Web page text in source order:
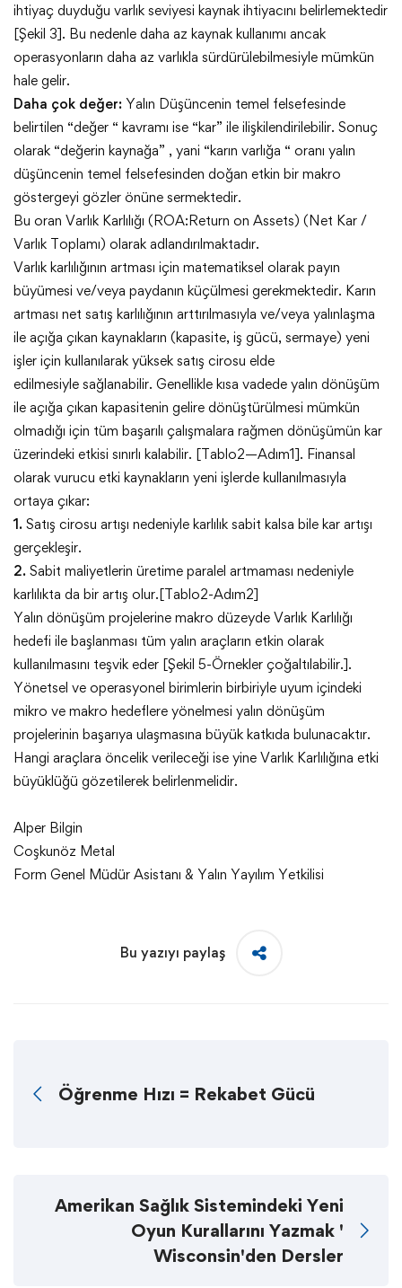
ihtiyaç duyduğu varlık seviyesi kaynak ihtiyacını belirlemektedir
[Şekil 3]. Bu nedenle daha az kaynak kullanımı ancak
operasyonların daha az varlıkla sürdürülebilmesiyle mümkün
hale gelir.
Daha çok değer: Yalın Düşüncenin temel felsefesinde
belirtilen “değer “ kavramı ise “kar” ile ilişkilendirilebilir. Sonuç
olarak “değerin kaynağa” , yani “karın varlığa “ oranı yalın
düşüncenin temel felsefesinden doğan etkin bir makro
göstergeyi gözler önüne sermektedir.
Bu oran Varlık Karlılığı (ROA:Return on Assets) (Net Kar /
Varlık Toplamı) olarak adlandırılmaktadır.
Varlık karlılığının artması için matematiksel olarak payın
büyümesi ve/veya paydanın küçülmesi gerekmektedir. Karın
artması net satış karlılığının arttırılmasıyla ve/veya yalınlaşma
ile açığa çıkan kaynakların (kapasite, iş gücü, sermaye) yeni
işler için kullanılarak yüksek satış cirosu elde
edilmesiyle sağlanabilir. Genellikle kısa vadede yalın dönüşüm
ile açığa çıkan kapasitenin gelire dönüştürülmesi mümkün
olmadığı için tüm başarılı çalışmalara rağmen dönüşümün kar
üzerindeki etkisi sınırlı kalabilir. [Tablo2—Adım1]. Finansal
olarak vurucu etki kaynakların yeni işlerde kullanılmasıyla
ortaya çıkar:
1. Satış cirosu artışı nedeniyle karlılık sabit kalsa bile kar artışı
gerçekleşir.
2. Sabit maliyetlerin üretime paralel artmaması nedeniyle
karlılıkta da bir artış olur.[Tablo2-Adım2]
Yalın dönüşüm projelerine makro düzeyde Varlık Karlılığı
hedefi ile başlanması tüm yalın araçların etkin olarak
kullanılmasını teşvik eder [Şekil 5-Örnekler çoğaltılabilir.].
Yönetsel ve operasyonel birimlerin birbiriyle uyum içindeki
mikro ve makro hedeflere yönelmesi yalın dönüşüm
projelerinin başarıya ulaşmasına büyük katkıda bulunacaktır.
Hangi araçlara öncelik verileceği ise yine Varlık Karlılığına etki
büyüklüğü gözetilerek belirlenmelidir.
Alper Bilgin
Coşkunöz Metal
Form Genel Müdür Asistanı & Yalın Yayılım Yetkilisi
Bu yazıyı paylaş
Öğrenme Hızı = Rekabet Gücü
Amerikan Sağlık Sistemindeki Yeni
Oyun Kurallarını Yazmak '
Wisconsin'den Dersler